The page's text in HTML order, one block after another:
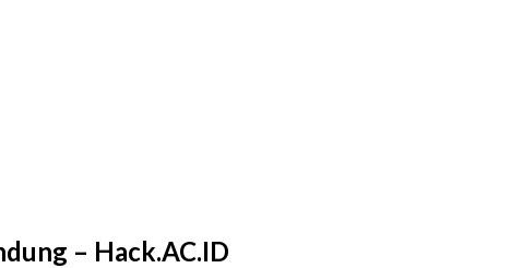
– Hack.AC.ID